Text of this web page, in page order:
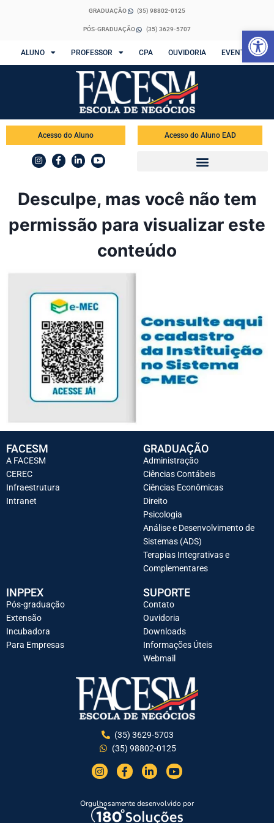
GRADUAÇÃO (35) 98802-0125
PÓS-GRADUAÇÃO (35) 3629-5707
ALUNO PROFESSOR CPA OUVIDORIA EVENTOS
Acesso do Aluno Acesso do Aluno EAD
Desculpe, mas você não tem
permissão para visualizar este
conteúdo
FACESM
A FACESM
CEREC
Infraestrutura
Intranet
GRADUAÇÃO
Administração
Ciências Contábeis
Ciências Econômicas
Direito
Psicologia
Análise e Desenvolvimento de
Sistemas (ADS)
Terapias Integrativas e
Complementares
INPPEX
Pós-graduação
Extensão
Incubadora
Para Empresas
SUPORTE
Contato
Ouvidoria
Downloads
Informações Úteis
Webmail
(35) 3629-5703
(35) 98802-0125
Orgulhosamente desenvolvido por
Abrir